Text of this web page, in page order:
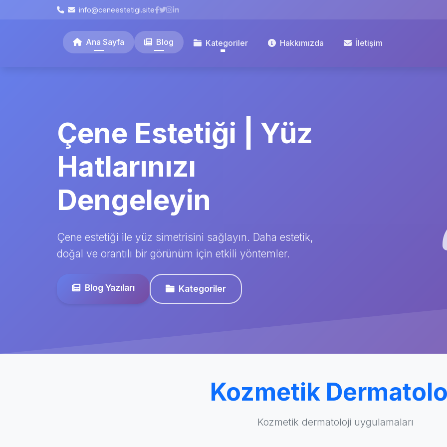
info@ceneestetigi.site
Ana Sayfa Blog Kategoriler Hakkımızda İletişim
Çene Estetiği | Yüz
Hatlarınızı
Dengeleyin
Çene estetiği ile yüz simetrisini sağlayın. Daha estetik,
doğal ve orantılı bir görünüm için etkili yöntemler.
Blog Yazıları Kategoriler
Kozmetik
Kozmetik dermatoloji uygulamaları